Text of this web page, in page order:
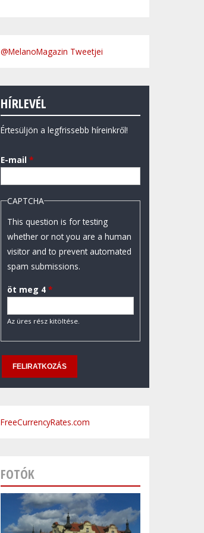
@MelanoMagazin Tweetjei
HÍRLEVÉL
Értesüljön a legfrissebb híreinkről!
E-mail *
CAPTCHA
This question is for testing
whether or not you are a human
visitor and to prevent automated
spam submissions.
öt meg 4 *
Az üres rész kitöltése.
FreeCurrencyRates.com
FOTÓK